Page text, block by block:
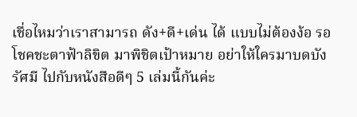
เชื่อไหมว่าเราสามารถ ดัง+ดี+เด่น ได้ แบบไม่ต้องง้อ รอ
โชคชะตาฟ้าลิขิต มาพิชิตเป้าหมาย อย่าให้ใครมาบดบัง
รัศมี ไปกับหนังสือดีๆ 5 เล่มนี้กันค่ะ